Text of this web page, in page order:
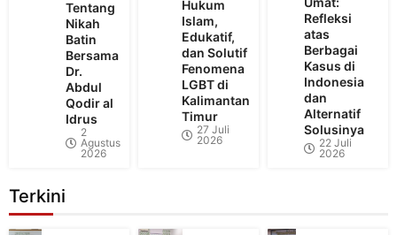
Tentang
Nikah
Batin
Bersama
Dr.
Abdul
Qodir al
Idrus
2
Agustus
2026
Hukum
Islam,
Edukatif,
dan Solutif
Fenomena
LGBT di
Kalimantan
Timur
27 Juli
2026
Refleksi
atas
Berbagai
Kasus di
Indonesia
dan
Alternatif
Solusinya
22 Juli
2026
Terkini